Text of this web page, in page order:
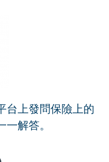
台上發問保險上的
解答。